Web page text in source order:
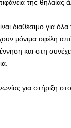
της
διαθέσιμο για
μόνιμα οφέλη
και στη
για στήριξη